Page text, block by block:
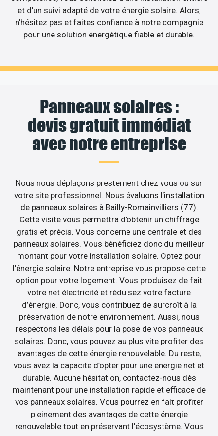
et d’un suivi adapté de votre énergie solaire. Alors,
n’hésitez pas et faites confiance à notre compagnie
pour une solution énergétique fiable et durable.
Panneaux solaires :
devis gratuit immédiat
avec notre entreprise
Nous nous déplaçons prestement chez vous ou sur
votre site professionnel. Nous évaluons l’installation
de panneaux solaires à Bailly-Romainvilliers (77).
Cette visite vous permettra d’obtenir un chiffrage
gratis et précis. Vous concerne une centrale et des
panneaux solaires. Vous bénéficiez donc du meilleur
montant pour votre installation solaire. Optez pour
l’énergie solaire. Notre entreprise vous propose cette
option pour votre logement. Vous produisez de fait
votre net électricité et réduisez votre facture
d’énergie. Donc, vous contribuez de surcroît à la
préservation de notre environnement. Aussi, nous
respectons les délais pour la pose de vos panneaux
solaires. Donc, vous pouvez au plus vite profiter des
avantages de cette énergie renouvelable. Du reste,
vous avez la capacité d’opter pour une énergie net et
durable. Aucune hésitation, contactez-nous dès
maintenant pour une installation rapide et efficace de
vos panneaux solaires. Vous pourrez en fait profiter
pleinement des avantages de cette énergie
renouvelable tout en préservant l’écosystème. Vous